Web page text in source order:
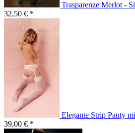
Trasparenze Merlot -
32,50 € *
Elegante Strip Panty
39,00 € *